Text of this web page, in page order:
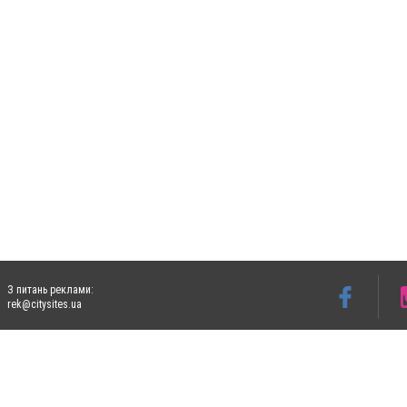
З питань реклами:
rek@citysites.ua